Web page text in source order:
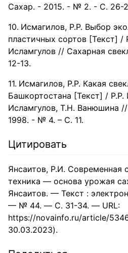
Сахар. - 2015. - № 2. - С. 26-
Исмагилов, Р.Р. Выбор
пластичных сортов [Текст] /
Исламгулов // Сахарная
12-13.
Исмагилов, Р.Р. Какая
Башкортостана [Текст] / Р.Р.
Исламгулов, Т.Н. Ванюшина
1998. - № 4. – С. 11.
Цитировать
Янсаитов, Р.И. Современная
техника — основа урожая
Янсаитов. — Текст :
— № 44. — С. 31-34. — URL:
https://novainfo.ru/article/
30.03.2023).